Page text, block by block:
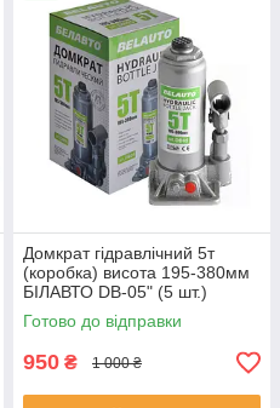
Домкрат гідравлічний 5т
(коробка) висота 195-380мм
БІЛАВТО DB-05" (5 шт.)
Готово до відправки
950 ₴ 1 000 ₴